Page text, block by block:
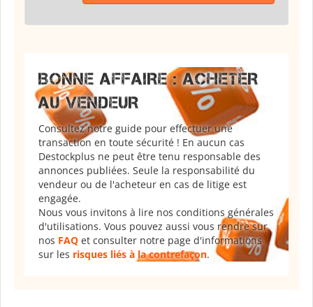
BONNE AFFAIRE : ACHETER
AU VENDEUR
Consultez notre guide pour effectuer une
transaction en toute sécurité ! En aucun cas
Destockplus ne peut être tenu responsable des
annonces publiées. Seule la responsabilité du
vendeur ou de l'acheteur en cas de litige est
engagée.
Nous vous invitons à lire nos conditions générales
d'utilisations. Vous pouvez aussi vous rendre sur
nos FAQ et consulter notre page d'informations
sur les risques liés à la contrefaçon.